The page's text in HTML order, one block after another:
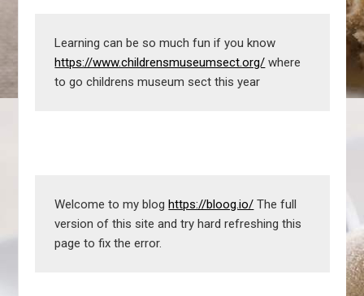
https://www.childrensmuseumsect.org/ where
to go childrens museum sect this year
Welcome to my blog https://bloog.io/ The full
version of this site and try hard refreshing this
page to fix the error.